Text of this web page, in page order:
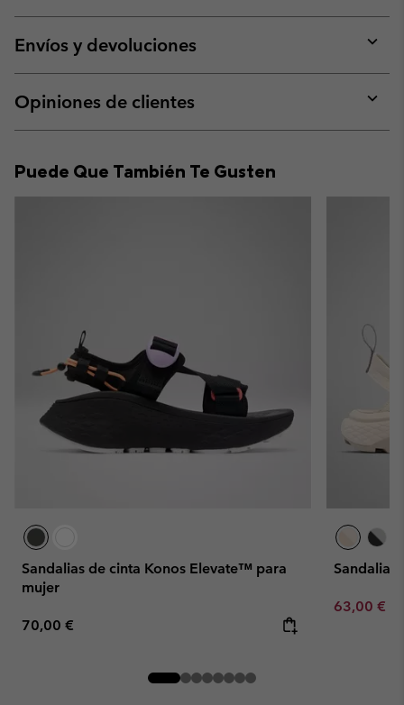
or
Envíos y devoluciones
or
Opiniones de clientes
or
Puede Que También Te Gusten
Sandalias de cinta Konos Elevate™ para
mujer
Regular price:
70,00 €
Sandalias
Minimum
63,00 €